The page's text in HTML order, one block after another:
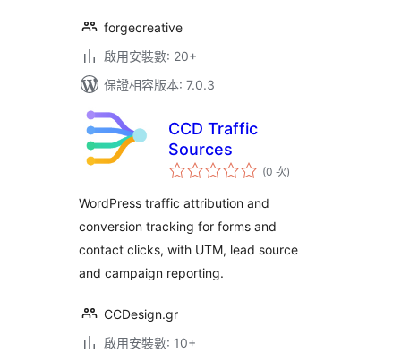
forgecreative
啟用安裝數: 20+
保證相容版本: 7.0.3
CCD Traffic
Sources
(0 次評
分)
WordPress traffic attribution and
conversion tracking for forms and
contact clicks, with UTM, lead source
and campaign reporting.
CCDesign.gr
啟用安裝數: 10+